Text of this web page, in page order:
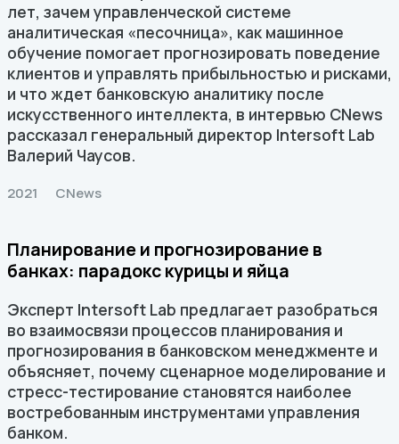
лет, зачем управленческой системе
аналитическая «песочница», как машинное
обучение помогает прогнозировать поведение
клиентов и управлять прибыльностью и рисками,
и что ждет банковскую аналитику после
искусственного интеллекта, в интервью CNews
рассказал генеральный директор Intersoft Lab
Валерий Чаусов.
2021 CNews
Планирование и прогнозирование в
банках: парадокс курицы и яйца
Эксперт Intersoft Lab предлагает разобраться
во взаимосвязи процессов планирования и
прогнозирования в банковском менеджменте и
объясняет, почему сценарное моделирование и
стресс-тестирование становятся наиболее
востребованным инструментами управления
банком.